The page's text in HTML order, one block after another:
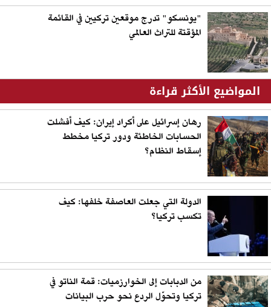
"يونسكو" تدرج موقعين تركيين في القائمة
المؤقتة للتراث العالمي
المواضيع الأكثر قراءة
رهان إسرائيل على أكراد إيران: كيف أفشلت
الحسابات الخاطئة ودور تركيا مخطط
إسقاط النظام؟
الدولة التي جعلت العاصفة خلفها: كيف
تكسب تركيا؟
من الدبابات إلى الخوارزميات: قمة الناتو في
تركيا وتحوّل الردع نحو حرب البيانات